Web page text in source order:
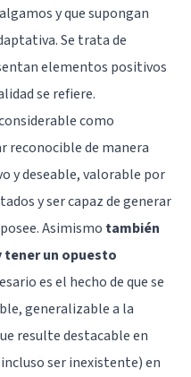
y que supongan
Se trata de
elementos positivos
se refiere.
como
reconocible de manera
y deseable, valorable por
y ser capaz de generar
Asimismo también
tener un opuesto
es el hecho de que se
generalizable a la
resulte destacable en
ser inexistente) en